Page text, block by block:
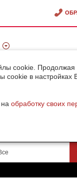
cookie. Продолжая
cookie в настройках
обработку своих